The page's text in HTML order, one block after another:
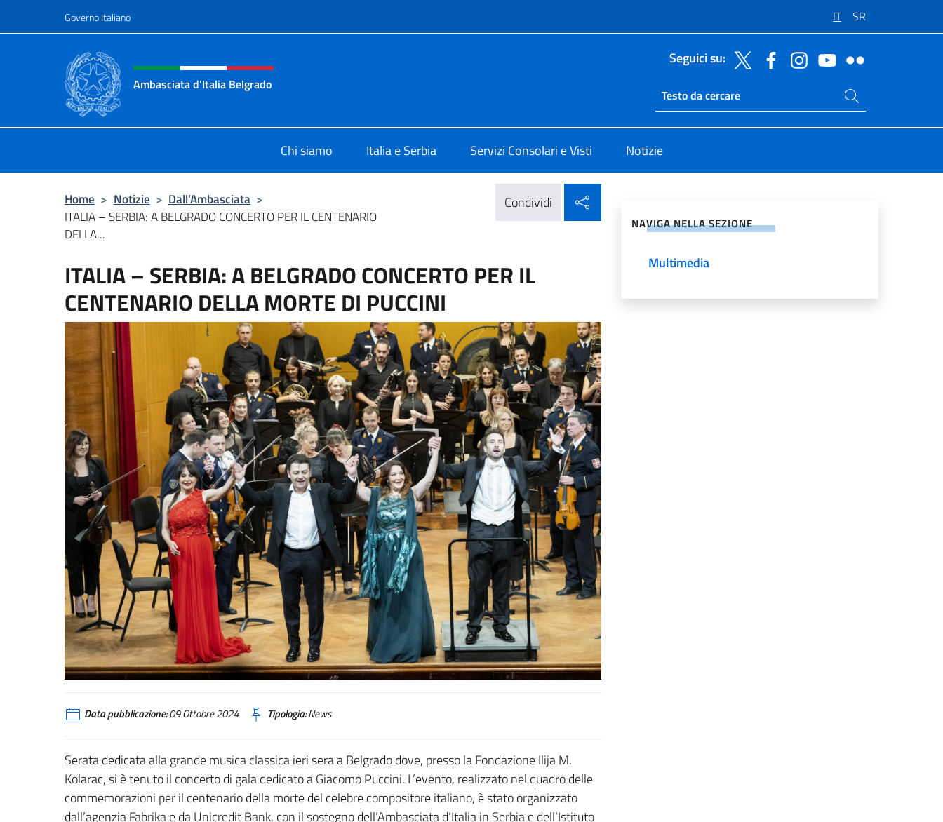
Governo Italiano IT SR
Intestazione sito, social e menù
Ambasciata d'Italia Belgrado
Seguici su:
Ricerca sito live
Cerca nel sito
Chi siamo Italia e Serbia Servizi Consolari e Visti Notizie
Home > Notizie > Dall’Ambasciata >
ITALIA – SERBIA: A BELGRADO CONCERTO PER IL CENTENARIO
DELLA...
Condividi
ITALIA – SERBIA: A BELGRADO CONCERTO PER IL
CENTENARIO DELLA MORTE DI PUCCINI
Data pubblicazione:09 Ottobre 2024 Tipologia:News
Serata dedicata alla grande musica classica ieri sera a Belgrado dove, presso la Fondazione Ilija M.
Kolarac, si è tenuto il concerto di gala dedicato a Giacomo Puccini. L’evento, realizzato nel quadro delle
commemorazioni per il centenario della morte del celebre compositore italiano, è stato organizzato
dall’agenzia Fabrika e da Unicredit Bank, con il sostegno dell’Ambasciata d’Italia in Serbia e dell’Istituto
NAVIGA NELLA SEZIONE
Multimedia